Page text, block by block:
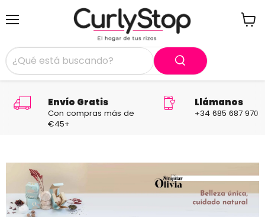
Envío Gratis
Con compras más de
€45+
Llámanos
+34 685 687 970